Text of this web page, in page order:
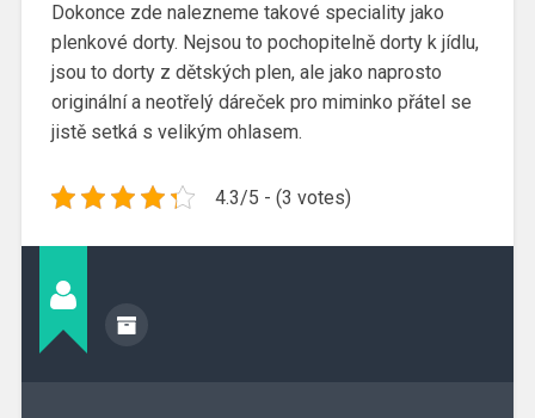
Dokonce zde nalezneme takové speciality jako
plenkové dorty. Nejsou to pochopitelně dorty k jídlu,
jsou to dorty z dětských plen, ale jako naprosto
originální a neotřelý dáreček pro miminko přátel se
jistě setká s velikým ohlasem.
4.3/5 - (3 votes)